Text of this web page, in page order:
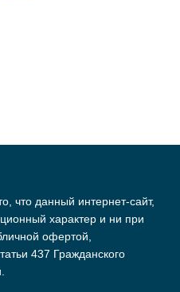
что данный интернет-сайт,
характер и ни при
офертой,
437 Гражданского